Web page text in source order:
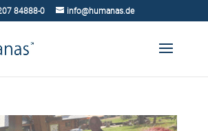
84888-0 info@humanas.de